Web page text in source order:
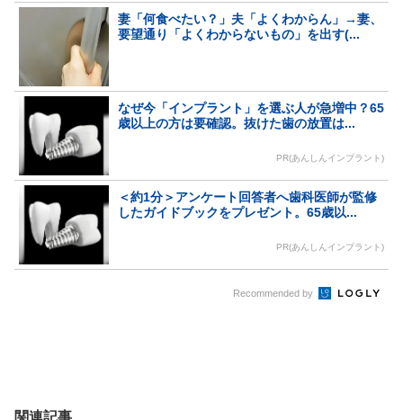
妻「何食べたい？」夫「よくわからん」→妻、
要望通り「よくわからないもの」を出す(...
なぜ今「インプラント」を選ぶ人が急増中？65
歳以上の方は要確認。抜けた歯の放置は...
PR(あんしんインプラント)
＜約1分＞アンケート回答者へ歯科医師が監修
したガイドブックをプレゼント。65歳以...
PR(あんしんインプラント)
Recommended by